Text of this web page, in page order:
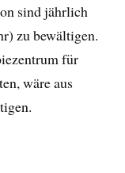
sind jährlich
zu bewältigen.
für
wäre aus